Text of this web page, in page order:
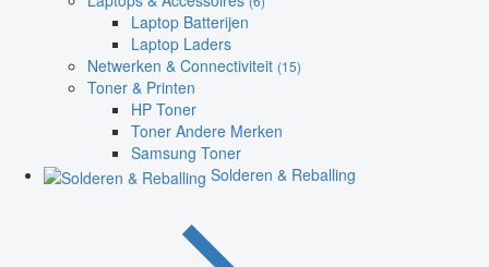
Laptop Batterijen
Laptop Laders
Netwerken & Connectiviteit (15)
Toner & Printen
HP Toner
Toner Andere Merken
Samsung Toner
Solderen & Reballing